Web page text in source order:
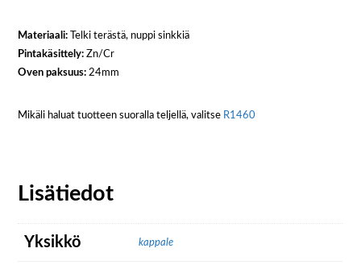
Materiaali:
Telki terästä, nuppi sinkkiä
Pintakäsittely:Zn/Cr
Oven paksuus:24mm
Mikäli haluat tuotteen suoralla teljellä, valitse R1460
Lisätiedot
Yksikkö kappale